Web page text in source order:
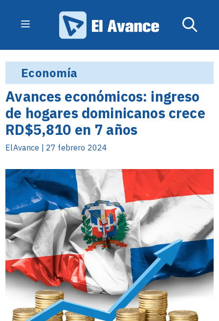
Economía
Avances económicos: ingreso
de hogares dominicanos crece
RD$5,810 en 7 años
ElAvance | 27 febrero 2024